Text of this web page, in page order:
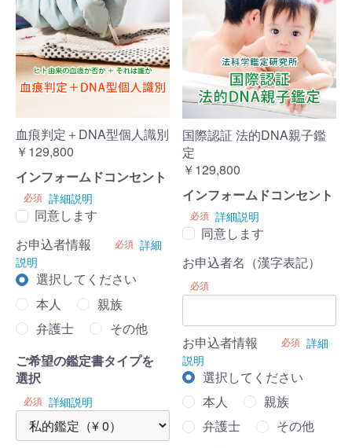
血痕判定＋DNA型個人識別
￥129,800
インフォームドコンセント
必須 詳細説明
同意します
お申込者情報
必須 詳細
説明
選択してください
本人
親族
弁護士
その他
ご希望の鑑定書タイプを
選択
必須 詳細説明
国際認証 法的DNA親子鑑
定
￥129,800
インフォームドコンセント
必須 詳細説明
同意します
お申込者名（漢字表記）
必須
お申込者情報 必須 詳細
説明
選択してください
本人
親族
弁護士
その他